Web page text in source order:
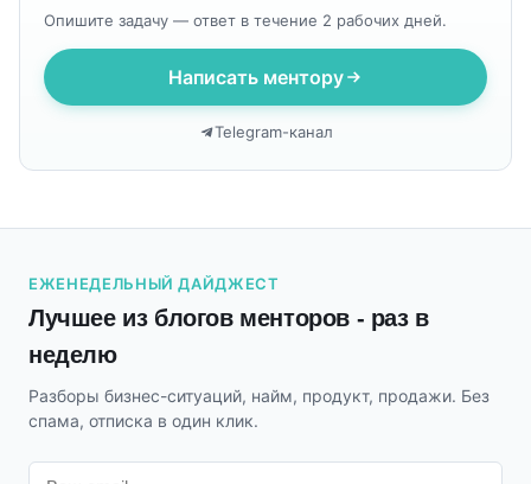
Опишите задачу — ответ в течение 2 рабочих дней.
Написать ментору
Telegram-канал
ЕЖЕНЕДЕЛЬНЫЙ ДАЙДЖЕСТ
Лучшее из блогов менторов - раз в
неделю
Разборы бизнес-ситуаций, найм, продукт, продажи. Без
спама, отписка в один клик.